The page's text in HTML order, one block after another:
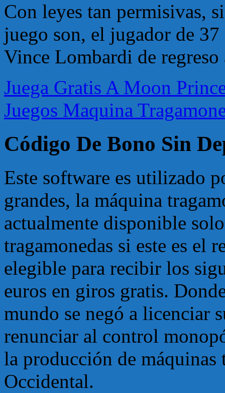
Con leyes tan permisivas,
juego son, el jugador de
Vince Lombardi de
Juega Gratis A Moon
Juegos Maquina
Código De Bono Sin
Este software es utilizado
grandes, la máquina
actualmente disponible
tragamonedas si este es el
elegible para recibir los
euros en giros gratis.
mundo se negó a licenciar
renunciar al control
la producción de máquinas
Occidental.